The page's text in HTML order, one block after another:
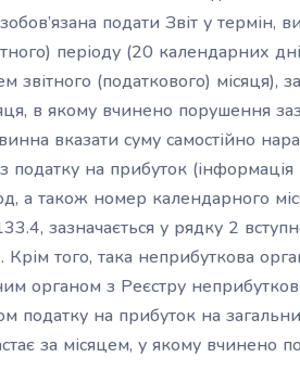
подати Звіт у термін,
періоду (20 календарних
(податкового) місяця),
в якому вчинено порушення
вказати суму самостійно
податку на прибуток
а також номер календарного
зазначається у рядку 2
Крім того, така неприбуткова
органом з Реєстру
податку на прибуток на
за місяцем, у якому вчинено